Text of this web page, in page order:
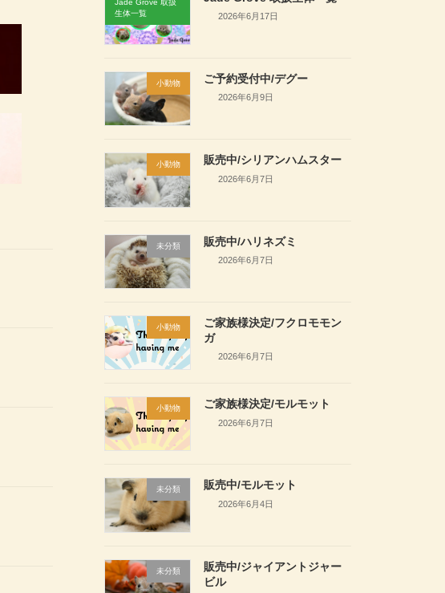
生体一覧
2026年6月17日
小動物 ご予約受付中/デグー
2026年6月9日
小動物 販売中/シリアンハムスター
2026年6月7日
未分類 販売中/ハリネズミ
2026年6月7日
小動物
ご家族様決定/フクロモモン
ガ
2026年6月7日
小動物 ご家族様決定/モルモット
2026年6月7日
未分類 販売中/モルモット
2026年6月4日
未分類
販売中/ジャイアントジャー
ビル